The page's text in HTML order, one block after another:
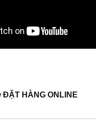
ĐẶT HÀNG ONLINE